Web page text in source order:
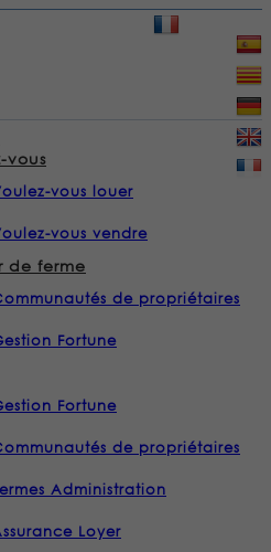
vous
vous louer
vous vendre
de ferme
de propriétaires
Fortune
Fortune
de propriétaires
Administration
Loyer